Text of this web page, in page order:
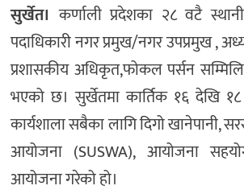
सुर्खेत। कर्णाली प्रदेशका २८ वटै
पदाधिकारी नगर प्रमुख/नगर उपप्रमुख ,
प्रशासकीय अधिकृत,फोकल पर्सन
भएको छ। सुर्खेतमा कार्तिक १६ देखि
कार्यशाला सबैका लागि दिगो खानेपानी,
आयोजना (SUSWA), आयोजना
आयोजना गरेको हो।